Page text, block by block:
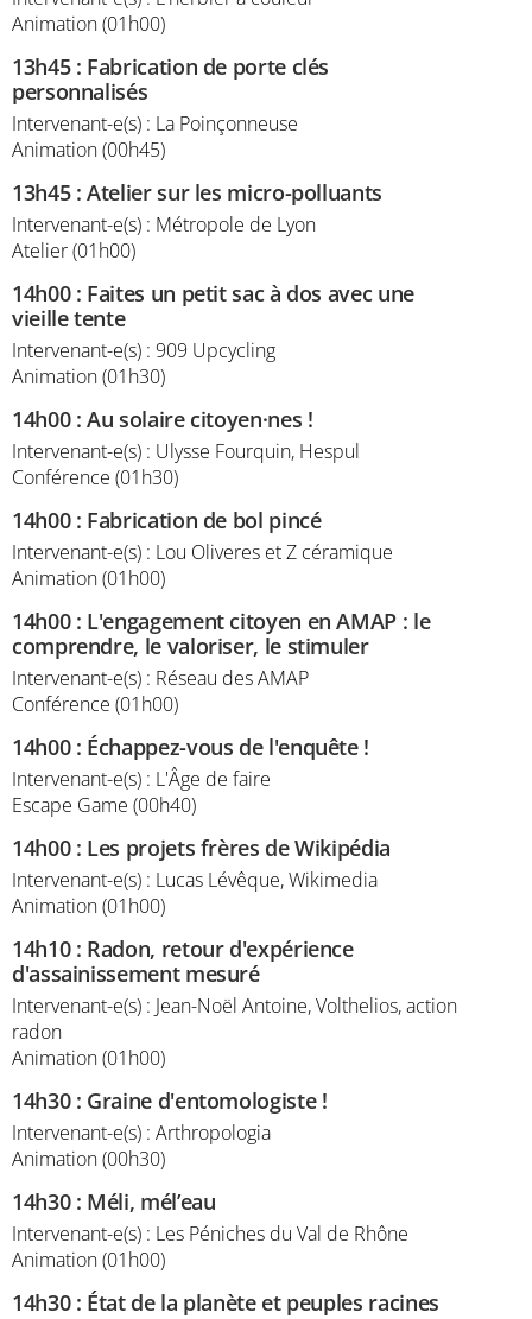
Animation (01h00)
13h45: Fabrication de porte clés
personnalisés
Intervenant-e(s) : La Poinçonneuse
Animation (00h45)
13h45:Atelier sur les micro-polluants
Intervenant-e(s) : Métropole de Lyon
Atelier (01h00)
14h00: Faites un petit sac à dos avec une
vieille tente
Intervenant-e(s) : 909 Upcycling
Animation (01h30)
14h00:Au solaire citoyen·nes !
Intervenant-e(s) : Ulysse Fourquin, Hespul
Conférence (01h30)
14h00: Fabrication de bol pincé
Intervenant-e(s) : Lou Oliveres et Z céramique
Animation (01h00)
14h00: L'engagement citoyen en AMAP : le
comprendre, le valoriser, le stimuler
Intervenant-e(s) : Réseau des AMAP
Conférence (01h00)
14h00: Échappez-vous de l'enquête !
Intervenant-e(s) : L'Âge de faire
Escape Game (00h40)
14h00: Les projets frères de Wikipédia
Intervenant-e(s) : Lucas Lévêque, Wikimedia
Animation (01h00)
14h10: Radon, retour d'expérience
d'assainissement mesuré
Intervenant-e(s) : Jean-Noël Antoine, Volthelios, action
radon
Animation (01h00)
14h30: Graine d'entomologiste !
Intervenant-e(s) : Arthropologia
Animation (00h30)
14h30: Méli, mél’eau
Intervenant-e(s) : Les Péniches du Val de Rhône
Animation (01h00)
14h30: État de la planète et peuples racines